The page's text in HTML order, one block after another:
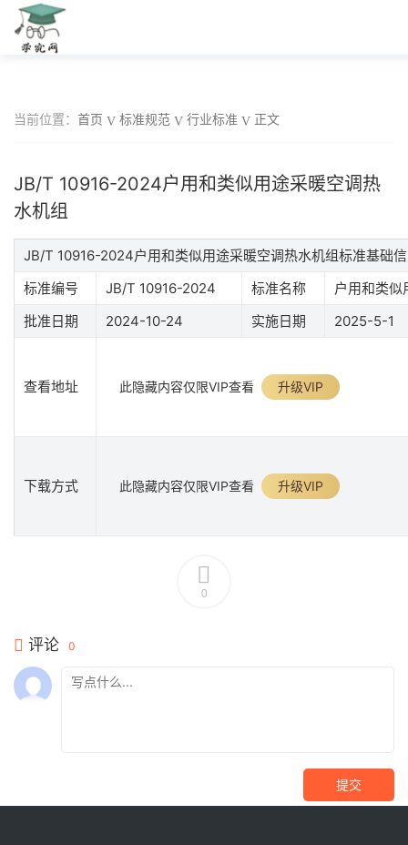
当前位置： 首页 标准规范 行业标准 正文
JB/T 10916-2024户用和类似用途采暖空调热
水机组
JB/T 10916-2024户用和类似用途采暖空调热水机组标准基础
标准编号
JB/T 10916-2024 标准名称
户用和类似
批准日期
2024-10-24 实施日期 2025-5-1
查看地址 此隐藏内容仅限VIP查看 升级VIP
下载方式 此隐藏内容仅限VIP查看 升级VIP
0
评论 0
提交